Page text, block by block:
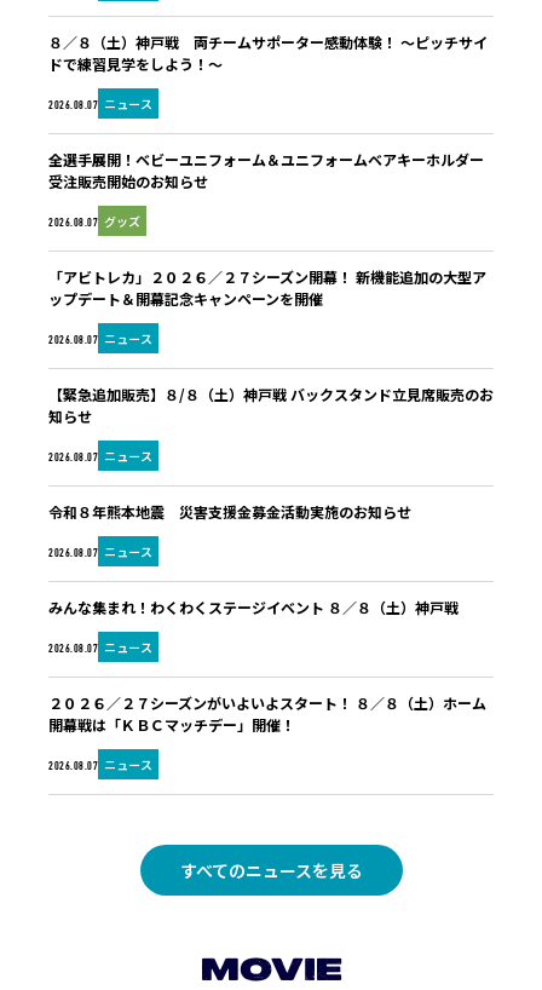
2026.08.07 ニュース
８／８（土）神戸戦 両チームサポーター感動体験！ ～ピッチサイ
ドで練習見学をしよう！～
2026.08.07 グッズ
全選手展開！ベビーユニフォーム＆ユニフォームベアキーホルダー
受注販売開始のお知らせ
2026.08.07 ニュース
「アビトレカ」２０２６／２７シーズン開幕！ 新機能追加の大型ア
ップデート＆開幕記念キャンペーンを開催
2026.08.07 ニュース
【緊急追加販売】８/８（土）神戸戦 バックスタンド立見席販売のお
知らせ
2026.08.07 ニュース
令和８年熊本地震 災害支援金募金活動実施のお知らせ
2026.08.07 ニュース
みんな集まれ！わくわくステージイベント ８／８（土）神戸戦
2026.08.07 ニュース
２０２６／２７シーズンがいよいよスタート！ ８／８（土）ホーム
開幕戦は「ＫＢＣマッチデー」開催！
すべてのニュースを見る
MOVIE